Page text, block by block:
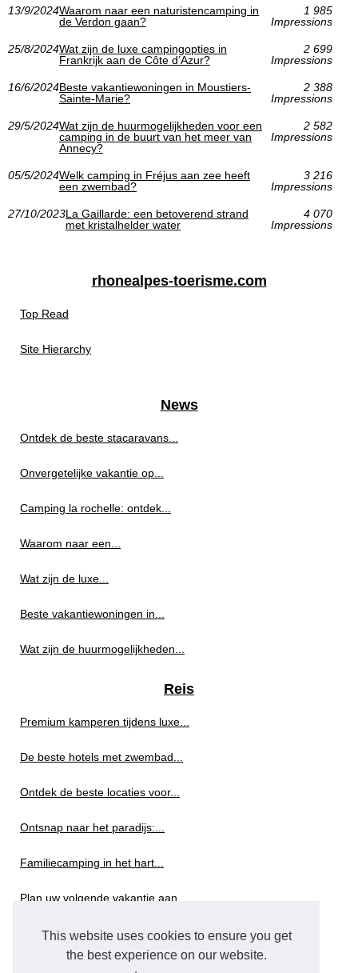
This website uses cookies to ensure you get
the best experience on our website.
13/9/2024Waarom naar een naturistencamping in
de Verdon gaan?
1 985
Impressions
25/8/2024Wat zijn de luxe campingopties in
Frankrijk aan de Côte d’Azur?
2 699
Impressions
16/6/2024Beste vakantiewoningen in Moustiers-
Sainte-Marie?
2 388
Impressions
29/5/2024Wat zijn de huurmogelijkheden voor een
camping in de buurt van het meer van
Annecy?
2 582
Impressions
05/5/2024Welk camping in Fréjus aan zee heeft
een zwembad?
3 216
Impressions
27/10/2023La Gaillarde: een betoverend strand
met kristalhelder water
4 070
Impressions
rhonealpes-toerisme.com
Top Read
Site Hierarchy
News
Ontdek de beste stacaravans...
Onvergetelijke vakantie op...
Camping la rochelle: ontdek...
Waarom naar een...
Wat zijn de luxe...
Beste vakantiewoningen in...
Wat zijn de huurmogelijkheden...
Reis
Premium kamperen tijdens luxe...
De beste hotels met zwembad...
Ontdek de beste locaties voor...
Ontsnap naar het paradijs:...
Familiecamping in het hart...
Plan uw volgende vakantie aan...
Top 5 eco campings in...